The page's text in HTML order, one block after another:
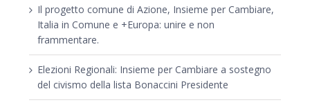
Il progetto comune di Azione, Insieme per Cambiare,
Italia in Comune e +Europa: unire e non
frammentare.
Elezioni Regionali: Insieme per Cambiare a sostegno
del civismo della lista Bonaccini Presidente